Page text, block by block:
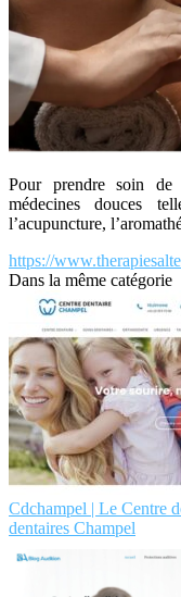
Pour prendre soin
médecines douces
l’acupuncture,
https://
Dans la même catégorie
Cdchampel | Le Centre
dentaires Champel